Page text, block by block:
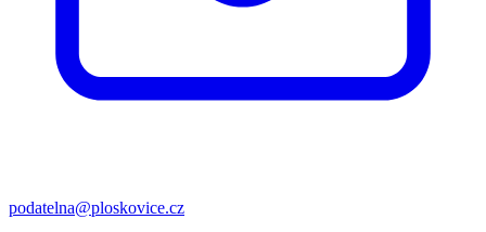
podatelna@ploskovice.cz